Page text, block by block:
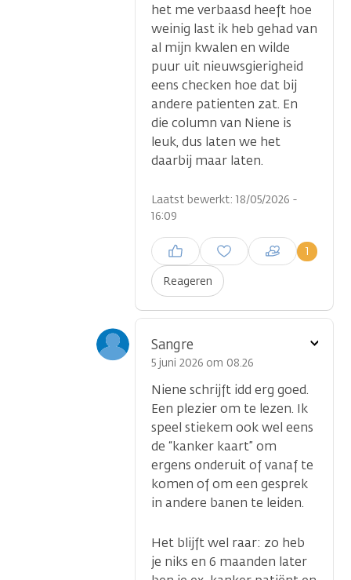
het me verbaasd heeft hoe
weinig last ik heb gehad van
al mijn kwalen en wilde
puur uit nieuwsgierigheid
eens checken hoe dat bij
andere patienten zat. En
die column van Niene is
leuk, dus laten we het
daarbij maar laten.
Laatst bewerkt: 18/05/2026 -
16:09
Reageren
1
Inloggen om een reactie te
plaatsen
Sangre
5 juni 2026 om 08.26
Niene schrijft idd erg goed.
Een plezier om te lezen. Ik
speel stiekem ook wel eens
de “kanker kaart” om
ergens onderuit of vanaf te
komen of om een gesprek
in andere banen te leiden.
Het blijft wel raar: zo heb
je niks en 6 maanden later
Toon